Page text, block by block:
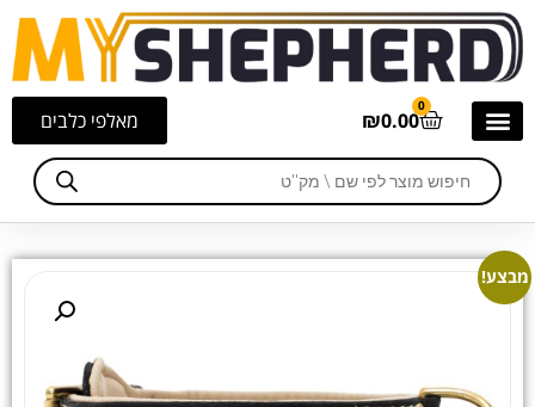
מאלפי כלבים ₪0.00
0
מבצע!